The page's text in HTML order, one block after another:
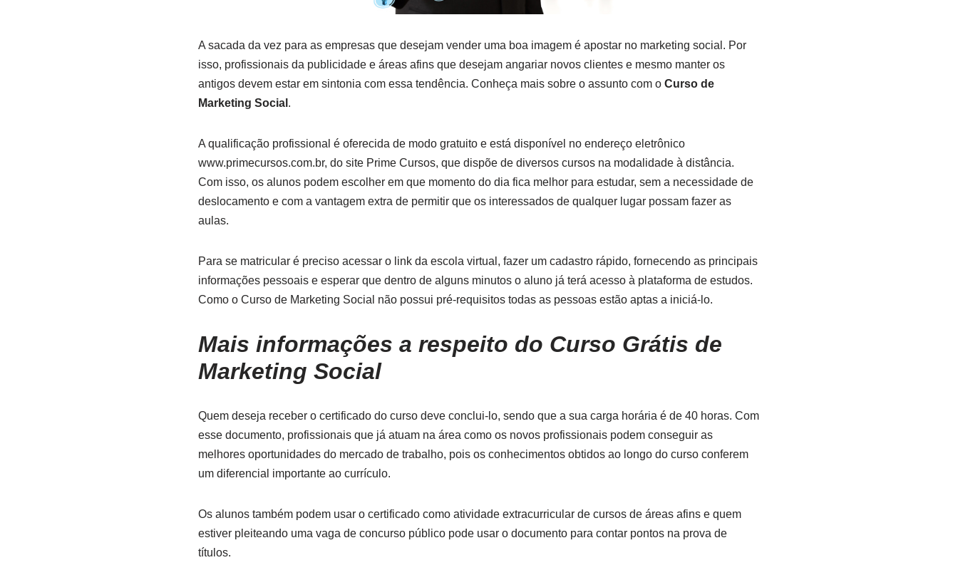
A sacada da vez para as empresas que desejam vender uma boa imagem é apostar no marketing social. Por
isso, profissionais da publicidade e áreas afins que desejam angariar novos clientes e mesmo manter os
antigos devem estar em sintonia com essa tendência. Conheça mais sobre o assunto com o Curso de
Marketing Social .
A qualificação profissional é oferecida de modo gratuito e está disponível no endereço eletrônico
www.primecursos.com.br, do site Prime Cursos, que dispõe de diversos cursos na modalidade à distância.
Com isso, os alunos podem escolher em que momento do dia fica melhor para estudar, sem a necessidade de
deslocamento e com a vantagem extra de permitir que os interessados de qualquer lugar possam fazer as
aulas.
Para se matricular é preciso acessar o link da escola virtual, fazer um cadastro rápido, fornecendo as principais
informações pessoais e esperar que dentro de alguns minutos o aluno já terá acesso à plataforma de estudos.
Como o Curso de Marketing Social não possui pré-requisitos todas as pessoas estão aptas a iniciá-lo.
Mais informações a respeito do Curso Grátis de
Marketing Social
Quem deseja receber o certificado do curso deve conclui-lo, sendo que a sua carga horária é de 40 horas. Com
esse documento, profissionais que já atuam na área como os novos profissionais podem conseguir as
melhores oportunidades do mercado de trabalho, pois os conhecimentos obtidos ao longo do curso conferem
um diferencial importante ao currículo.
Os alunos também podem usar o certificado como atividade extracurricular de cursos de áreas afins e quem
estiver pleiteando uma vaga de concurso público pode usar o documento para contar pontos na prova de
títulos.